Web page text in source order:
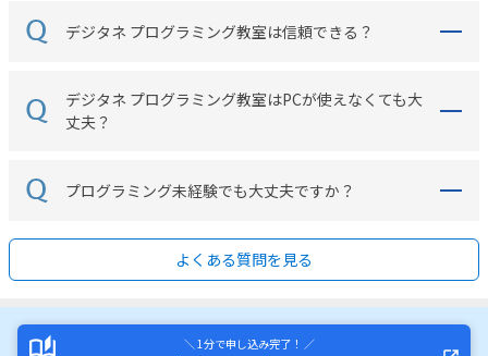
デジタネ プログラミング教室は信頼できる？
デジタネ プログラミング教室はPCが使えなくても大
丈夫？
プログラミング未経験でも大丈夫ですか？
よくある質問を見る
＼ 1分で申し込み完了！ ／